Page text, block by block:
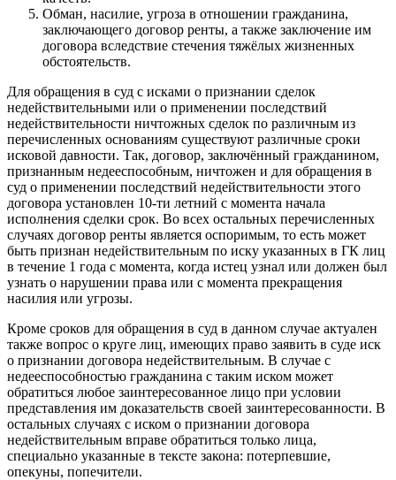
Обман, насилие, угроза в отношении гражданина,
заключающего договор ренты, а также заключение им
договора вследствие стечения тяжёлых жизненных
обстоятельств.
Для обращения в суд с исками о признании сделок
недействительными или о применении последствий
недействительности ничтожных сделок по различным из
перечисленных основаниям существуют различные сроки
исковой давности. Так, договор, заключённый гражданином,
признанным недееспособным, ничтожен и для обращения в
суд о применении последствий недействительности этого
договора установлен 10-ти летний с момента начала
исполнения сделки срок. Во всех остальных перечисленных
случаях договор ренты является оспоримым, то есть может
быть признан недействительным по иску указанных в ГК лиц
в течение 1 года с момента, когда истец узнал или должен был
узнать о нарушении права или с момента прекращения
насилия или угрозы.
Кроме сроков для обращения в суд в данном случае актуален
также вопрос о круге лиц, имеющих право заявить в суде иск
о признании договора недействительным. В случае с
недееспособностью гражданина с таким иском может
обратиться любое заинтересованное лицо при условии
представления им доказательств своей заинтересованности. В
остальных случаях с иском о признании договора
недействительным вправе обратиться только лица,
специально указанные в тексте закона: потерпевшие,
опекуны, попечители.